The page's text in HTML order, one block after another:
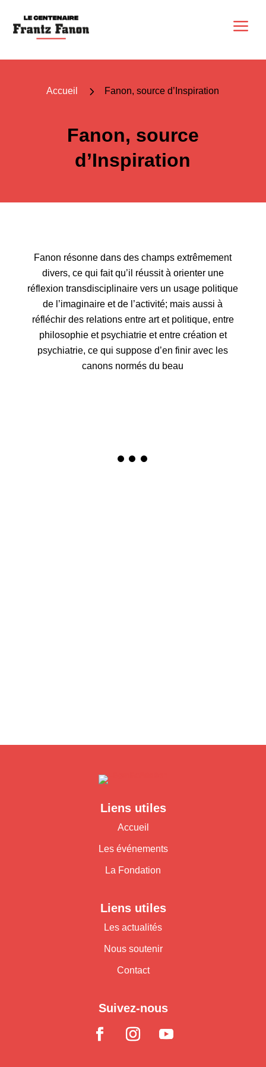
a
Accueil 5 Fanon, source d’Inspiration
Fanon, source
d’Inspiration
Fanon résonne dans des champs extrêmement
divers, ce qui fait qu’il réussit à orienter une
réflexion transdisciplinaire vers un usage politique
de l’imaginaire et de l’activité; mais aussi à
réfléchir des relations entre art et politique, entre
philosophie et psychiatrie et entre création et
psychiatrie, ce qui suppose d’en finir avec les
canons normés du beau
Liens utiles
Accueil
Les événements
La Fondation
Liens utiles
Les actualités
Nous soutenir
Contact
Suivez-nous